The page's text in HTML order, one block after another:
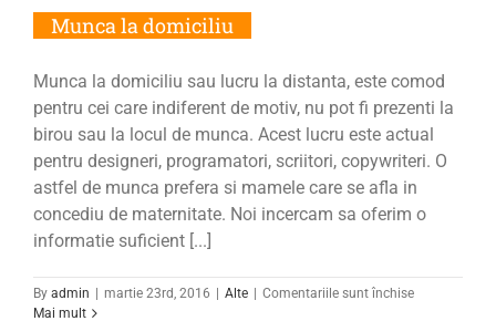
Munca la domiciliu
Munca la domiciliu sau lucru la distanta, este comod
pentru cei care indiferent de motiv, nu pot fi prezenti la
birou sau la locul de munca. Acest lucru este actual
pentru designeri, programatori, scriitori, copywriteri. O
astfel de munca prefera si mamele care se afla in
concediu de maternitate. Noi incercam sa oferim o
informatie suficient [...]
By admin martie 23rd, 2016 Alte Comentariile sunt închisepentru
Mai mult